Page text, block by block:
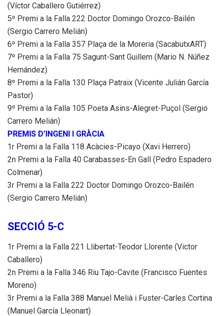
(Víctor Caballero Gutiérrez)
5º Premi a la Falla 222 Doctor Domingo Orozco-Bailén
(Sergio Carrero Melián)
6º Premi a la Falla 357 Plaça de la Moreria (SacabutxART)
7º Premi a la Falla 75 Sagunt-Sant Guillem (Mario N. Núñez
Hernández)
8º Premi a la Falla 130 Plaça Patraix (Vicente Julián García
Pastor)
9º Premi a la Falla 105 Poeta Asins-Alegret-Puçol (Sergio
Carrero Melián)
PREMIS D’INGENI I GRÀCIA
1r Premi a la Falla 118 Acàcies-Picayo (Xavi Herrero)
2n Premi a la Falla 40 Carabasses-En Gall (Pedro Espadero
Colmenar)
3r Premi a la Falla 222 Doctor Domingo Orozco-Bailén
(Sergio Carrero Melián)
SECCIÓ 5-C
1r Premi a la Falla 221 Llibertat-Teodor Llorente (Victor
Caballero)
2n Premi a la Falla 346 Riu Tajo-Cavite (Francisco Fuentes
Moreno)
3r Premi a la Falla 388 Manuel Melià i Fuster-Carles Cortina
(Manuel García Lleonart)